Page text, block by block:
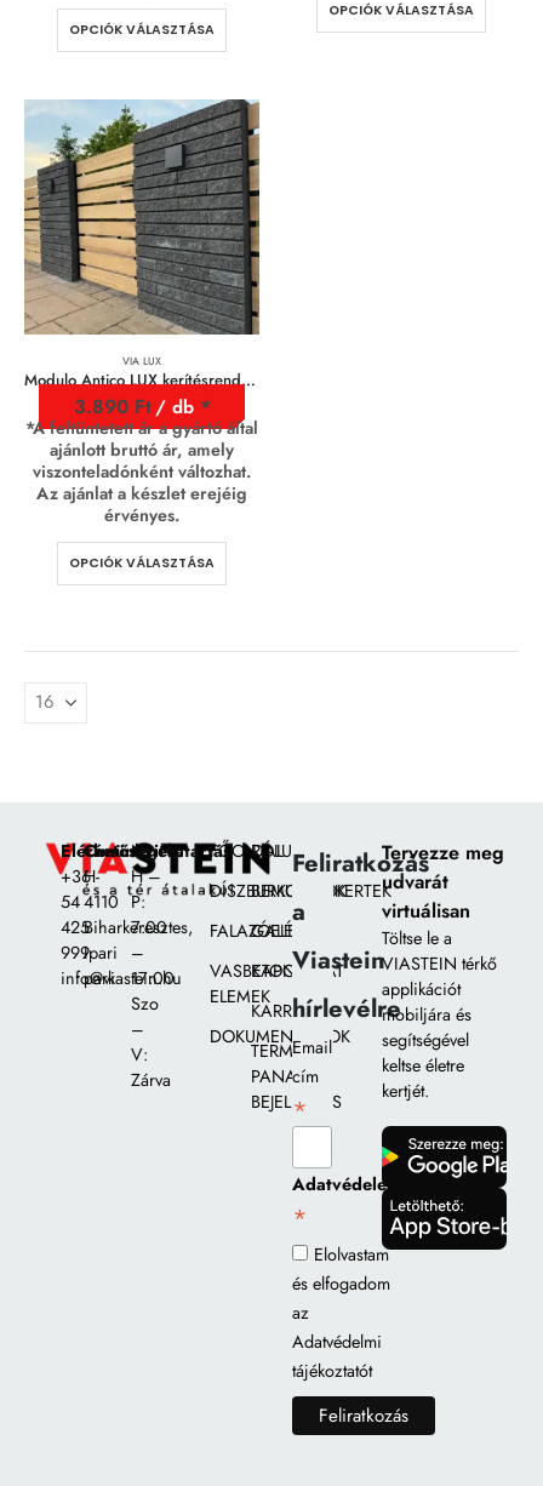
OPCIÓK VÁLASZTÁSA
OPCIÓK VÁLASZTÁSA
VIA LUX
Modulo Antico LUX kerítésrendszer
3.890 Ft / db
*A feltüntetett ár a gyártó által
ajánlott bruttó ár, amely
viszonteladónként változhat.
Az ajánlat a készlet erejéig
érvényes.
OPCIÓK VÁLASZTÁSA
Elérhetőségek:
+36
54
425
999
info@viastein.hu
Címünk:
H-
4110
Biharkeresztes,
Ipari
park
Nyitvatartás
H –
P:
7:00
–
17:00
Szo
–
V:
Zárva
FŐOLDAL
DÍSZBURKOLATOK
FALAZÓELEMEK
VASBETON
ELEMEK
DOKUMENTUMOK
RÓLUNK
BEMUTATÓKERTEK
GALÉRIA
KAPCSOLAT
KARRIER
TERMÉK
PANASZ
BEJELENTÉS
Feliratkozás
a
Viastein
hírlevélre
Email
cím
*
Adatvédelem
*
Elolvastam
és elfogadom
az
Adatvédelmi
tájékoztatót
Tervezze meg
udvarát
virtuálisan
Töltse le a
VIASTEIN térkő
applikációt
mobiljára és
segítségével
keltse életre
kertjét.
gomb